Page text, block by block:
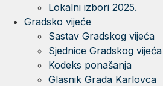
Lokalni izbori 2025.
Gradsko vijeće
Sastav Gradskog vijeća
Sjednice Gradskog vijeća
Kodeks ponašanja
Glasnik Grada Karlovca